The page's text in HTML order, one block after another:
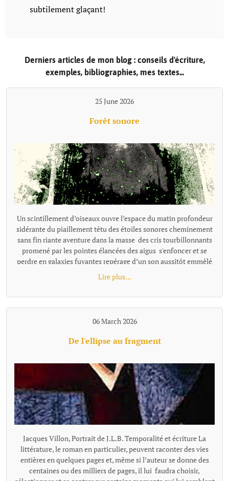
subtilement glaçant!
Derniers articles de mon blog : conseils d'écriture,
exemples, bibliographies, mes textes...
25 June 2026
Forêt sonore
Un scintillement d’oiseaux ouvre l’espace du matin profondeur
sidérante du piaillement têtu des étoiles sonores cheminement
sans fin riante aventure dans la masse des cris tourbillonnants
promené par les pointes élancées des aigus s'enfoncer et se
perdre en galaxies fuyantes repérage d’un son aussitôt emmêlé
dans la prolixité d’une énergie joyeuse s’enfoncer jusqu'au cou
dans un pétillement bouche bée, souriante se noyer, emporté
Lire plus...
06 March 2026
De l'ellipse au fragment
Jacques Villon, Portrait de J.L.B. Temporalité et écriture La littérature, le roman en particulier, peuvent raconter des vies entières en quelques pages et, même si l’auteur se donne des centaines ou des milliers de pages, il lui faudra choisir, sélectionner et se centrer sur certains moments qui lui semblent représentatifs ou nécessaires à son récit. Pour passer de l'un à l'autre de ces temps "racontés", la narration effectue un « saut » et il existe plusieurs façons de le concevoir et de l'articuler au récit, ces différentes options narratives, ces diverses façons de passer d'un temps à l'autre se distinguent notamment par leur rapport au tout, à la totalité de l'histoire, à sa suite temporelle complète. L’ellipse : maintien d’une chronologie lisible Ces sauts, quand ils sont faits en reliant entre eux les moments racontés, s'appellent des ellipses. L'ellipse omet, "saute" une portion de temps, d’action, mais elle le fait dans un cadre temporel qui reste globalement ordonné et repérable. Le texte fournit pour cela des indices (adverbes, dates, saisons, âges des personnages, données temporelles, un court résumé de ce qui s’est passé entretemps etc.) qui indiquent au lecteur la suppression d’un segment de l’histoire et lui permettent de situer mentalement l’ellipse dans une chronologie comme le « Quelques mois plus tard… » de Patrick Modiano dans Rue des boutiques obscures. Même quand l’ellipse est brutale : « Seize ans plus tard. » écrit Victor Hugo, elle sous-entend une temporalité repérable. Les différents moments du texte ainsi réunis par l’ellipse ne sont donc pas des fragments autonomes : ils restent des moments d’une même chaîne causale et chronologique séparés par un moment sous-entendu: le temps manquant existe dans l’histoire, il est évoqué, affirmé comme non raconté. Le lecteur perçoit une continuité partiellement énigmatique ou laissée dans l’ombre, mais encadrée et située clairement. L’ellipse ne fragmente donc pas le texte : elle est un outil qui permet de condenser le récit. Les fragments, des segments autonomes L'ellipse situe l'extrait par rapport à la totalité, au minimum par rapport à l'extrait précédent, comme un morceau d'un puzzle se présente en tant que partie d'un tout. Le fragment refuse cette référence, il se présente comme un tout séparé. Il laisse les moments absents totalement dans l’ombre, sans repère temporel pour les situer les uns par rapport aux autres, le récit n’est plus simplement discontinu, mais fragmenté. Le lien peut être fait, ou pas, par le lecteur, mais la totalité devient une référence floue, très allusive ou indirecte. Il n'y a plus de référence à une temporalité repérable que l'on pourrait reconstituer. Exemple d'écriture fragmentaire hors fiction dans Les Ombres errantes de Pascal Quignard, ouvrage composé d’une succession de fragments méditatifs. « Lire, c’est quitter le monde visible.Celui qui ouvre un livre se retire.Il abandonne le bruit commun pour une voix silencieuse.La lecture est une solitude partagée avec un mort. Dans les livres, les morts parlent aux vivants.La voix qui vient de la page n’appartient plus à personne.Elle a traversé le temps.C’est une parole sauvée de l’oubli. » Exemple dans la fiction dans Les Vagues de Virginia Woolf, ce roman est composé de monologues successifs de différents personnages, sans transition narrative. Chaque prise de parole forme un fragment autonome. Fragment 1 : monologue de Bernard« Les feuilles tombent ; les feuilles tombent sans cesse.J’erre dans les rues de Londres, inventant des histoires.Chaque visage que je croise devient le début d’un récit.Pourtant, au moment où je veux saisir ces histoires, elles s’évanouissent. »Fragment 2 qui enchaine : monologue de Susan« J’aime les champs humides et les odeurs de l’étable.Ici, la terre est solide sous mes pieds.Les villes me troublent ; leurs voix se croisent sans repos.Je préfère le rythme lent des saisons et le pas régulier des bêtes. » L'idée de fragment se retrouve à tous les niveaux du texte : Au niveau d'éléments temporels séparés, non reliés par une ellipse, le fragment concerne la chronologie, le temps est coupé. Il peut être ponctuel, réversible, ou suspendu ; le temps fragmenté ne s’écoule pas vraiment. Au niveau stylistique, la fragmentation se fait essentiellement par des phrases sont juxtaposées. En ce qui concerne la construction globale, la fragmentation se fait au travers de matériaux hétérogènes sans marqueurs logiques ou causaux explicites. Les parties séparées se suivent avec une relation qui peut rester flottante ou associative et qui relève davantage de la résonance, de l’écho, de la juxtaposition, de la variation ou de la contradiction que de la succession ordonnée. Contrairement au montage ou à la construction classique, les fragments ne sont pas nécessairement organisés en système. Le mot qui caractérise le mieux le fragment, c'est l'autonomie. Le fragment est un texte bref mais complet. On parle alors de texte fragmentaire, de narration éclatée, d'écriture discontinue. Dans sa forme la plus radicale (Blanchot, Cioran tardif, certaines proses de Jabès, Handke dans Le Malheur sans désirs, ou encore Pascal Quignard), le fragment ne se situe pas dans une hiérarchie et leur ordre peut être modifié sans détruire l'ensemble ou sans que l'on puisse y voir une faille par rapport à une hiérarchie narrative. Cette déconstruction de l'idée de totalité et d'ordre est parfois désignée comme le « non-lien » ou le « rapport sans rapport » (Blanchot). Le fragment a été inauguré par Friedrich Schlegel et la tradition romantique. « La littérature est le fragment de tous les fragments » a pu écrire Goethe. Le fragment n’est pas un morceau d’un tout, mais une forme ouverte. On peut parler aussi d'une poétique différente de celle de l'ellipse : d'une tentation ou d'une recherche de l’inachèvement. Fragmentation, concentration, condensation L'expression « écriture fragmentaire » peut recouvrir des formes différentes qu'on ne peut simplement assimiler et résumer par l'idée de discontinuité. La « fragmentation » n’est pas un procédé unique, mais une famille de formes de ruptures selon le niveau et le type d'autonomie recherchés. Il faut rappeler que de nombreux textes, notamment contemporains, utilisent à la fois l'ellipse temporelle et une forme de fragmentation dans des orientations multiples. La frontière ellipse / fragment (et c'est le propre de toute notion littéraire, nous ne sommes pas en mathématique...) devient parfois poreuse. On peut citer dans le domaine poétique René Char avec des fragments très autonomes, mais parfois une thématique de la Résistance ou une chronologie émotionnelle diffuse les relie subtilement. Et dans l'autofiction : Annie Ernaux, dans certains livres comme Les Années, mélange écriture fragmentaire et ellipses temporelles très marquées avec une chronologie historique quand même lisible. Notons égalment que l'écriture fragmentaire peut aussi se marquer, non par l'absence de repère mais par une proportion texte/totalité. Raconter une existence humaine en quelques paragraphes séparés, même avec quelques indications, procède du fragment. Trop de choses manquent pour que la perception de la discontinuité, du vide, ne prime pas sur celle d'une totalité. On peut placer dans cette catégorie le livre «Roland Barthes par Roland Barthes », une biographie que l'auteur veiut "éclatée" en chapitres comment autant de fragments de vie avec comme incipit, par exemple : Au moment du premier cri… Au tableau noir… La première fois qu…. A trente ans… La dernière fois qu… A son dernier instant… Les repères temporels sont là, mais la chronologie complète s'estompe au profit d'instantanés qui, certes renvoie à l'idée de biographie, mais celle-ci, largement absente, ne peut qu'être très partiellement reconstituée. Beaucoup de textes ne sont pas fragmentés au sens de complètement décousus et composés de morceaux sans liens explicites, mais la façon de raconter par de menus éléments, des micro scènes pour évoquer un temps très long, laissant tout le reste dans l'ombre sont tellement concentrés, condensés qu'ils donnent une impression de fragmentation malgré les ellipses et repères. Exemple d' écriture ellpitique, concentrée jusqu'au fragmentaire et pourtant très évocatrice : "À dix-huit ans, Pierre quitta la maison campagnarde où il était né. Au moment précis où il s’en alla, sa vieille mère infirme était dans Ie lit de la chambre bleue dans laquelle il y avait le daguerréotype de son père, des plumes de paon dans un vase, et une pendule représentant Paul et Virginie, et qui indiquait trois heures. Dans la cour, sous le figuier, son grand-père se reposait. Dans le jardin, il y avait sa fiancée, des roses et des poiriers luisants. Pierre alla gagner sa vie, dans un pays où il y avait des nègres, des perroquets, des caoutchoucs, de la mélasse, des fièvres et des serpents. Il y demeura trente ans. Au moment précis où il revint dans la maison campagnarde où il était né, la chambre bleue était devenue blanche, sa mère reposait au sein de Dieu, Ie portrait de son père n’était plus là, et les plumes du paon et le vase avaient disparu. Un objet quelconque remplaçait la pendule. Dans la cour, sous le figuier où son défunt grand-père se reposa, il y avait des écuelles cassées et une pauvre poule malade. Dans le jardin de roses et de poiriers luisants où fut sa fiancée, iI y avait une vieille dame. L’histoire ne dit pas qui elle était." Francis Jammes, Le Roman du lièvre (1922) Fragmentation, continuité... modernité ? Au-delà du constat et de la nécessaire définition des termes, le choix de la fragmentation, par opposition à la continuité et sa construction, est une manière de se positionner par rapport à des questionnements de notre époque. La pratique du fragment correspond à un désir de coller ou d'exprimer sa dimension nettement discontinue, fragmentée, mais aussi, plus largement, de se placer dans u